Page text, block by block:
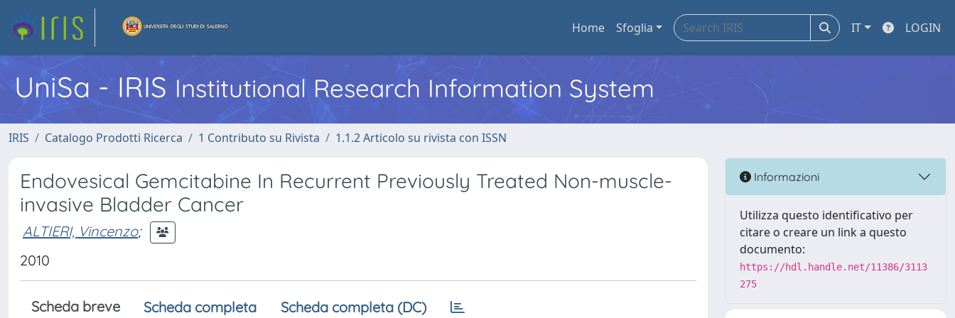
Home Sfoglia IT LOGIN
UniSa - IRIS Institutional Research Information System
IRIS Catalogo Prodotti Ricerca 1 Contributo su Rivista 1.1.2 Articolo su rivista con ISSN
Endovesical Gemcitabine In Recurrent Previously Treated Non-muscle-
invasive Bladder Cancer
ALTIERI, Vincenzo;
2010
Scheda breve Scheda completa Scheda completa (DC)
Informazioni
Utilizza questo identificativo per
citare o creare un link a questo
documento:
https://hdl.handle.net/11386/3113
275